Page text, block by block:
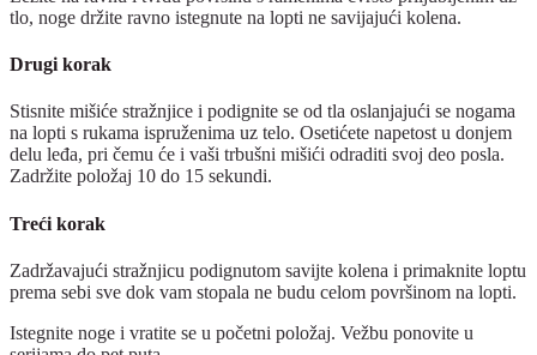
tlo, noge držite ravno istegnute na lopti ne savijajući kolena.
Drugi korak
Stisnite mišiće stražnjice i podignite se od tla oslanjajući se nogama
na lopti s rukama ispruženima uz telo. Osetićete napetost u donjem
delu leđa, pri čemu će i vaši trbušni mišići odraditi svoj deo posla.
Zadržite položaj 10 do 15 sekundi.
Treći korak
Zadržavajući stražnjicu podignutom savijte kolena i primaknite loptu
prema sebi sve dok vam stopala ne budu celom površinom na lopti.
Istegnite noge i vratite se u početni položaj. Vežbu ponovite u